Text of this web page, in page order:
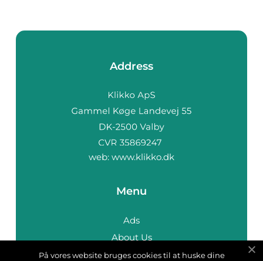
Address
web: www.klikko.dk
Menu
Ads
About Us
Cookies
På vores website bruges cookies til at huske dine